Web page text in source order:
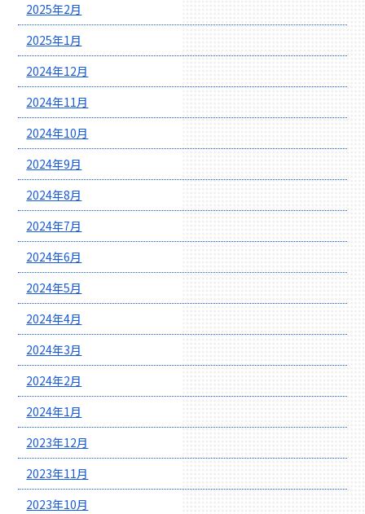
2025年2月
2025年1月
2024年12月
2024年11月
2024年10月
2024年9月
2024年8月
2024年7月
2024年6月
2024年5月
2024年4月
2024年3月
2024年2月
2024年1月
2023年12月
2023年11月
2023年10月